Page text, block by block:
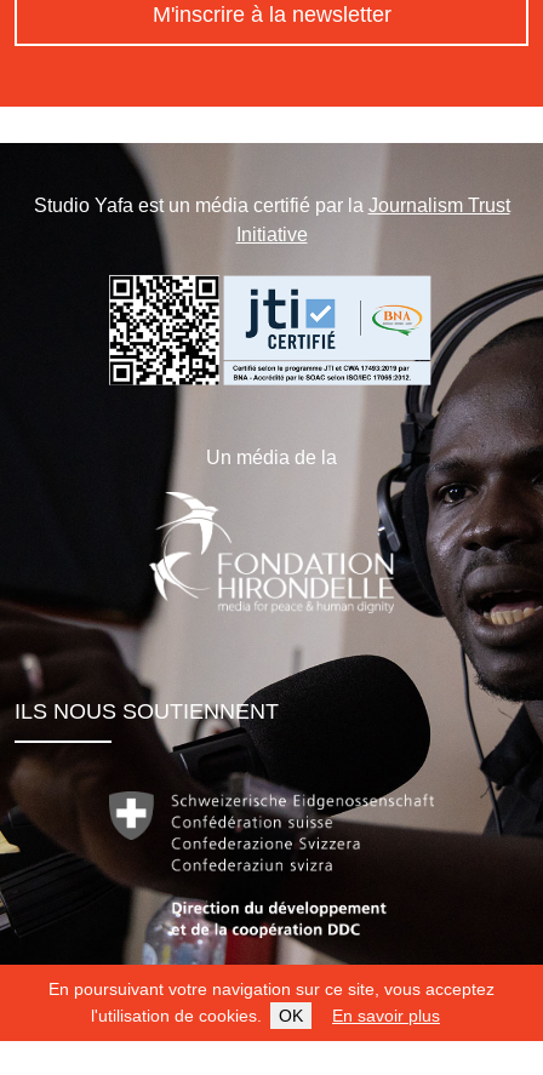
En poursuivant votre navigation sur ce site, vous acceptez
l'utilisation de cookies.
OK En savoir plus
M'inscrire à la newsletter
Studio Yafa est un média certifié par la Journalism Trust
Initiative
Un média de la
ILS NOUS SOUTIENNENT